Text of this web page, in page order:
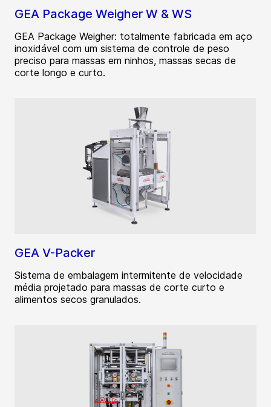
GEA Package Weigher W & WS
GEA Package Weigher: totalmente fabricada em aço
inoxidável com um sistema de controle de peso
preciso para massas em ninhos, massas secas de
corte longo e curto.
GEA V-Packer
Sistema de embalagem intermitente de velocidade
média projetado para massas de corte curto e
alimentos secos granulados.